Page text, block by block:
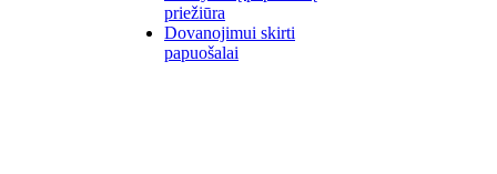
priežiūra
Dovanojimui skirti
papuošalai